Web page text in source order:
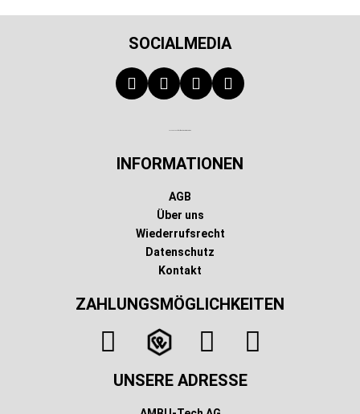
SOCIALMEDIA
INFORMATIONEN
AGB
Über uns
Wiederrufsrecht
Datenschutz
Kontakt
ZAHLUNGSMÖGLICHKEITEN
UNSERE ADRESSE